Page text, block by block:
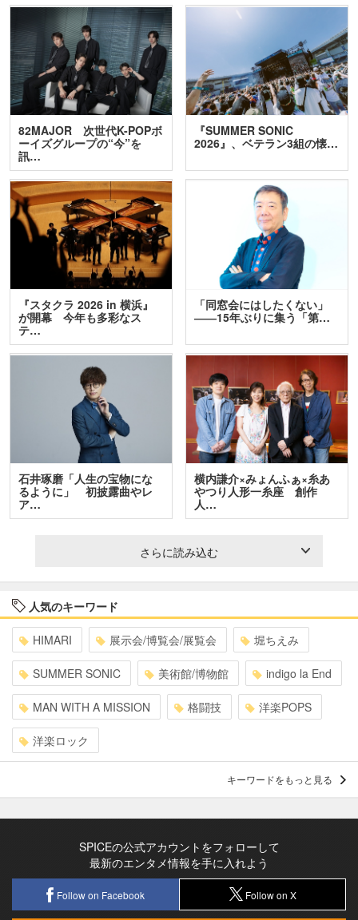
82MAJOR 次世代K-POPボ
ーイズグループの“今”を
訊…
『SUMMER SONIC
2026』、ベテラン3組の懐…
『スタクラ 2026 in 横浜』
が開幕 今年も多彩なス
テ…
「同窓会にはしたくない」
――15年ぶりに集う「第…
石井琢磨「人生の宝物にな
るように」 初披露曲やレ
ア…
横内謙介×みょんふぁ×糸あ
やつり人形一糸座 創作
人…
さらに読み込む
人気のキーワード
HIMARI 展示会/博覧会/展覧会 堀ちえみ
SUMMER SONIC 美術館/博物館 indigo la End
MAN WITH A MISSION 格闘技 洋楽POPS
洋楽ロック
キーワードをもっと見る
SPICEの公式アカウントをフォローして
最新のエンタメ情報を手に入れよう
Follow on Facebook Follow on X